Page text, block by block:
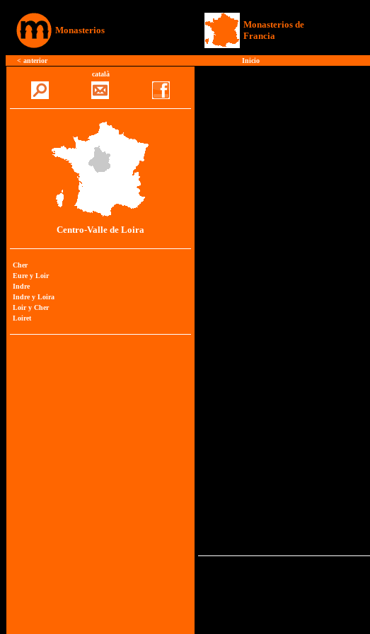
Monasterios
Monasterios de
Francia
< anterior Inicio
català
Centro-Valle de Loira
Cher
Eure y Loir
Indre
Indre y Loira
Loir y Cher
Loiret